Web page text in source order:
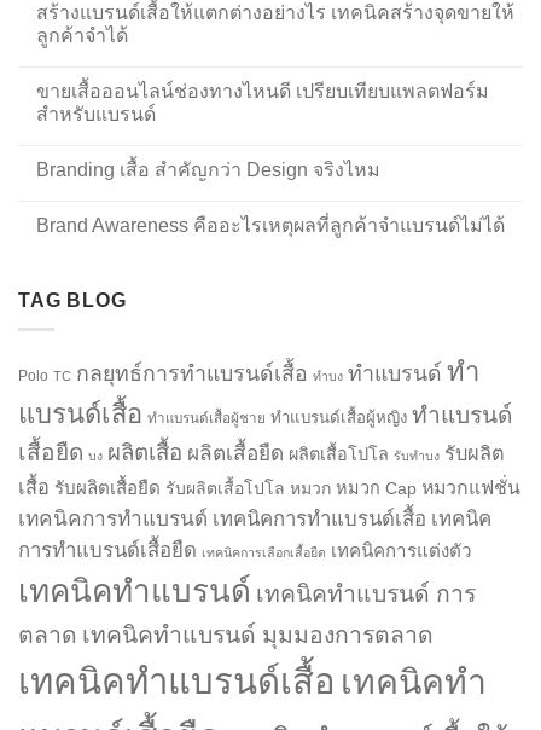
สร้างแบรนด์เสื้อให้แตกต่างอย่างไร เทคนิคสร้างจุดขายให้
ลูกค้าจำได้
ขายเสื้อออนไลน์ช่องทางไหนดี เปรียบเทียบแพลตฟอร์ม
สำหรับแบรนด์
Branding เสื้อ สำคัญกว่า Design จริงไหม
Brand Awareness คืออะไรเหตุผลที่ลูกค้าจำแบรนด์ไม่ได้
TAG BLOG
Polo TC กลยุทธ์การทำแบรนด์เสื้อ ทำบง ทำแบรนด์ ทำ
แบรนด์เสื้อ ทำแบรนด์เสื้อผู้ชาย ทำแบรนด์เสื้อผู้หญิง ทำแบรนด์
เสื้อยืด บง ผลิตเสื้อ ผลิตเสื้อยืด ผลิตเสื้อโปโล รับทำบง รับผลิต
เสื้อ รับผลิตเสื้อยืด รับผลิตเสื้อโปโล หมวก หมวก Cap หมวกแฟชั่น
เทคนิคการทำแบรนด์ เทคนิคการทำแบรนด์เสื้อ เทคนิค
การทำแบรนด์เสื้อยืด เทคนิคการเลือกเสื้อยืด เทคนิคการแต่งตัว
เทคนิคทำแบรนด์ เทคนิคทำแบรนด์ การ
ตลาด เทคนิคทำแบรนด์ มุมมองการตลาด
เทคนิคทำแบรนด์เสื้อ เทคนิคทำ